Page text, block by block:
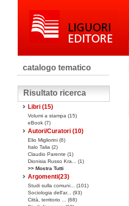
catalogo tematico
Risultato ricerca
Libri (15)
Volumi a stampa (15)
eBook (7)
Autori/Curatori (10)
Elio Migliorini (6)
Italo Talia (2)
Claudio Parente (1)
Dionisia Russo Kra... (1)
>> Mostra Tutti
Argomenti(23)
Studi sulla comuni... (101)
Sociologia dell'ar... (93)
Città, territorio ... (68)